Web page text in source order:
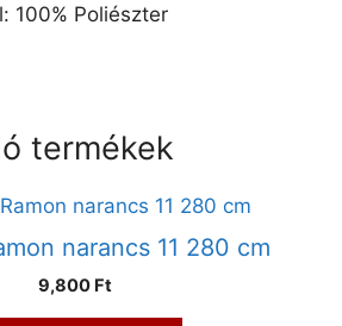
100% Poliészter
termékek
narancs 11 280 cm
9,800 Ft